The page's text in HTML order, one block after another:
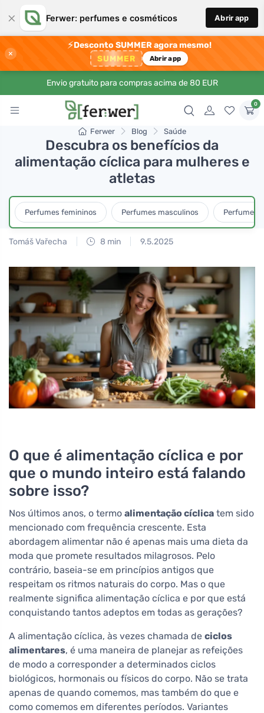
× Ferwer: perfumes e cosméticos Abrir app
×
⚡Desconto SUMMER agora mesmo!
SUMMER Abrir app
Envio gratuito para compras acima de 80 EUR
0
Ferwer Blog Saúde
Descubra os benefícios da
alimentação cíclica para mulheres e
atletas
Perfumes femininos Perfumes masculinos Perfumes
Tomáš Vařecha 8 min 9.5.2025
O que é alimentação cíclica e por
que o mundo inteiro está falando
sobre isso?
Nos últimos anos, o termo alimentação cíclica tem sido
mencionado com frequência crescente. Esta
abordagem alimentar não é apenas mais uma dieta da
moda que promete resultados milagrosos. Pelo
contrário, baseia-se em princípios antigos que
respeitam os ritmos naturais do corpo. Mas o que
realmente significa alimentação cíclica e por que está
conquistando tantos adeptos em todas as gerações?
A alimentação cíclica, às vezes chamada de ciclos
alimentares, é uma maneira de planejar as refeições
de modo a corresponder a determinados ciclos
biológicos, hormonais ou físicos do corpo. Não se trata
apenas de quando comemos, mas também do que e
como comemos em diferentes períodos. Variantes